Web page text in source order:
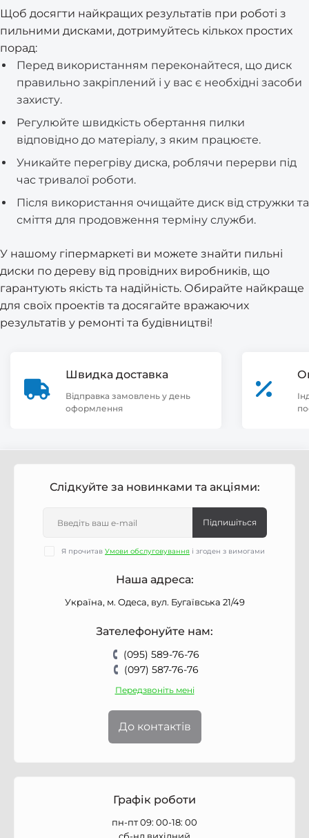
Щоб досягти найкращих результатів при роботі з
пильними дисками, дотримуйтесь кількох простих
порад:
Перед використанням переконайтеся, що диск
правильно закріплений і у вас є необхідні засоби
захисту.
Регулюйте швидкість обертання пилки
відповідно до матеріалу, з яким працюєте.
Уникайте перегріву диска, роблячи перерви під
час тривалої роботи.
Після використання очищайте диск від стружки та
сміття для продовження терміну служби.
У нашому гіпермаркеті ви можете знайти пильні
диски по дереву від провідних виробників, що
гарантують якість та надійність. Обирайте найкраще
для своїх проектів та досягайте вражаючих
результатів у ремонті та будівництві!
Швидка доставка
Відправка замовлень у день
оформлення
Слідкуйте за новинками та акціями:
Підпишіться
Я прочитав Умови обслуговування і згоден з вимогами
Наша адреса:
Україна, м. Одеса, вул. Бугаївська 21/49
Зателефонуйте нам:
(095) 589-76-76
(097) 587-76-76
Передзвоніть мені
До контактів
Графік роботи
пн-пт 09: 00-18: 00